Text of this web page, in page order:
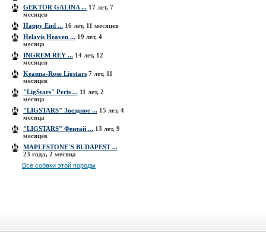
GEKTOR GALINA ... 17 лет, 7
месяцев
Happy End ... 16 лет, 11 месяцев
Helavis Heaven ... 19 лет, 4
месяца
INGREM REY ... 14 лет, 12
месяцев
Keanna-Rose Ligstars 7 лет, 11
месяцев
"LigStars" Peris ... 11 лет, 2
месяца
"LIGSTARS" Звездное ... 15 лет, 4
месяца
"LIGSTARS" Фентай ... 13 лет, 9
месяцев
MAPLESTONE`S BUDAPEST ...
23 года, 2 месяца
Все собаки этой породы